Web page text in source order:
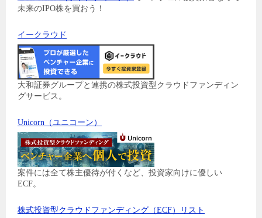
未来のIPO株を買おう！
イークラウド
大和証券グループと連携の株式投資型クラウドファンディン
グサービス。
Unicorn（ユニコーン）
案件には全て株主優待が付くなど、投資家向けに優しい
ECF。
株式投資型クラウドファンディング（ECF）リスト